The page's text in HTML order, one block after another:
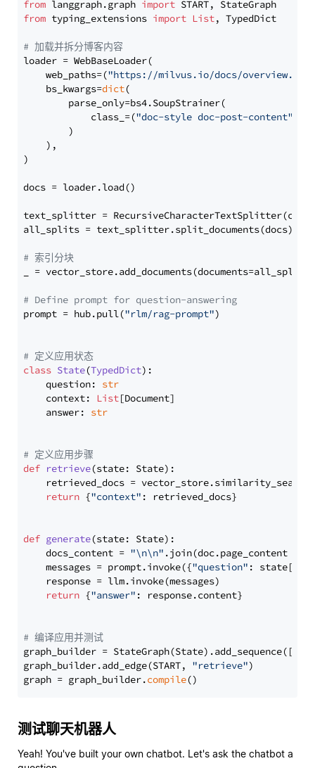
from langgraph.graph import
from typing_extensions import List, TypedDict
# 加载并拆分博客内容
loader = WebBaseLoader(
    web_paths=(
"https://milvus.io/docs/overview.md"
    bs_kwargs=
dict(
        parse_only=bs4.SoupStrainer(
            class_=(
"doc-style doc-post-content"
        )
    ),
)
docs = loader.load()
text_splitter =
all_splits = text_splitter.split_documents(docs)
# 索引分块
_ = vector_store.add_documents(documents=all_splits)
# Define prompt for question-answering
prompt = hub.pull("rlm/rag-prompt")
# 定义应用状态
class State(TypedDict):
    question:
str
    context:
List[Document]
    answer:
str
# 定义应用步骤
def retrieve(state: State):
retrieved_docs =
return {"context" : retrieved_docs}
def generate(state: State):
    docs_content =
"\n\n" .join(doc.page_content
    messages = prompt.invoke({
"question" : state[
    response = llm.invoke(messages)
return {"answer" : response.content}
# 编译应用并测试
graph_builder =
graph_builder.add_edge(START, "retrieve")
graph = graph_builder.compile
测试聊天机器人
Yeah! You've built your own chatbot. Let's ask the chatbot a